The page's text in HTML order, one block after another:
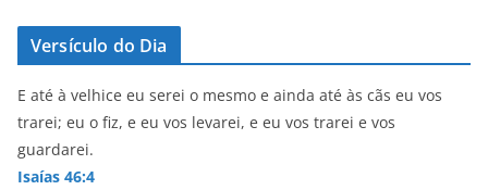
Versículo do Dia
E até à velhice eu serei o mesmo e ainda até às cãs eu vos
trarei; eu o fiz, e eu vos levarei, e eu vos trarei e vos
guardarei.
Isaías 46:4